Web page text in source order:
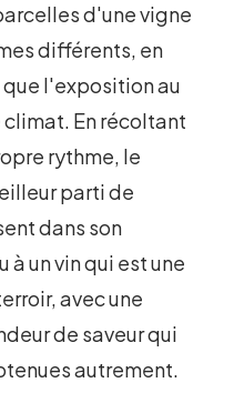
d'une vigne
différents, en
l'exposition au
En récoltant
rythme, le
parti de
dans son
un vin qui est une
avec une
de saveur qui
autrement.